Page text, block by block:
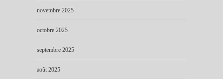
novembre 2025
octobre 2025
septembre 2025
août 2025